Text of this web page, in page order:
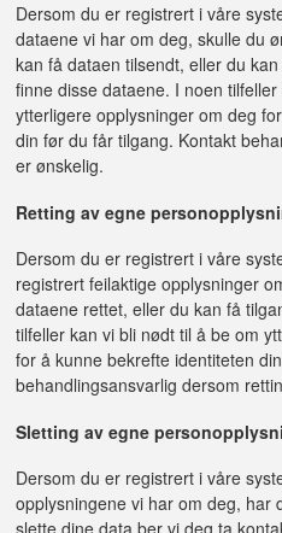
Dersom du er registrert i våre
dataene vi har om deg, skulle du
kan få dataen tilsendt, eller du
finne disse dataene. I noen
ytterligere opplysninger om deg
din før du får tilgang. Kontakt
er ønskelig.
Retting av egne
Dersom du er registrert i våre
registrert feilaktige opplysninger
dataene rettet, eller du kan få
tilfeller kan vi bli nødt til å be om
for å kunne bekrefte identiteten
behandlingsansvarlig dersom
Sletting av egne
Dersom du er registrert i våre
opplysningene vi har om deg,